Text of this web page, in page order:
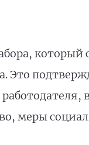
Это
меры